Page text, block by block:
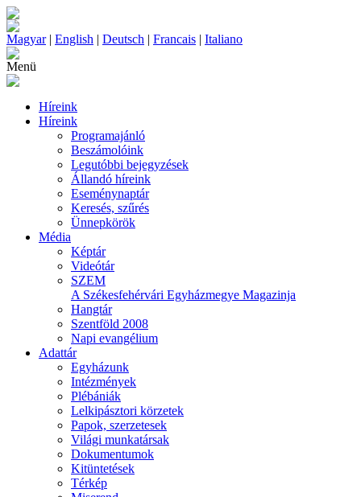
Magyar| English | Deutsch | Francais | Italiano
Menü
Híreink
Híreink
Programajánló
Beszámolóink
Legutóbbi bejegyzések
Állandó híreink
Eseménynaptár
Keresés, szűrés
Ünnepkörök
Média
Képtár
Videótár
SZEM
A Székesfehérvári Egyházmegye Magazinja
Hangtár
Szentföld 2008
Napi evangélium
Adattár
Egyházunk
Intézmények
Plébániák
Lelkipásztori körzetek
Papok, szerzetesek
Világi munkatársak
Dokumentumok
Kitüntetések
Térkép